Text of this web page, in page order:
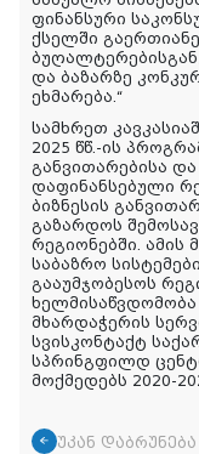
ფინანსური
ქსელში
ბუღალტერებისგან
და ბაზარზე
ეხმარება.“
სამხრეთ
2025 წწ.-ის
განვითარებისა და
დაფინანსებული
ბიზნესის
გაზარდოს
რეგიონებში. ამის
საბაზრო
გააუმჯობესოს
ხელმისაწვდომობა
მხარდაჭერის
სვისკონტაქტ
სპრინგფილდ
მოქმედებს 2020-
უკან დაბრუნება